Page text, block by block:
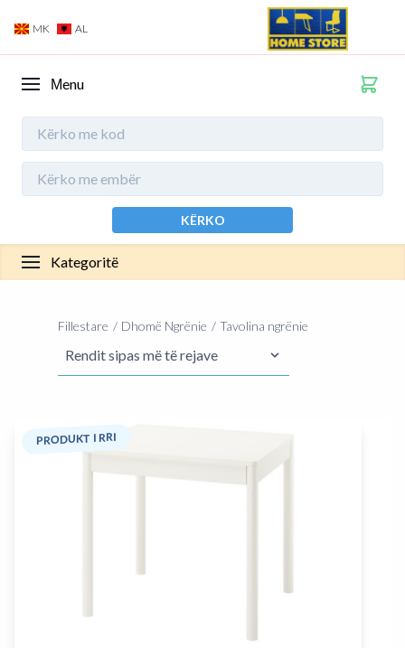
MK AL
Мenu
KËRKO
Kategoritë
Fillestare Dhomë Ngrënie Tavolina ngrënie
PRODUKT I RRI